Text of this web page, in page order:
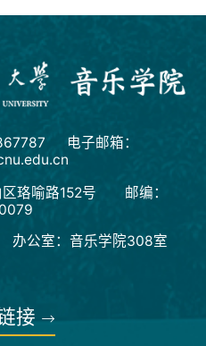
电子邮箱：
区珞喻路152号 邮编：
公室：音乐学院308室
接